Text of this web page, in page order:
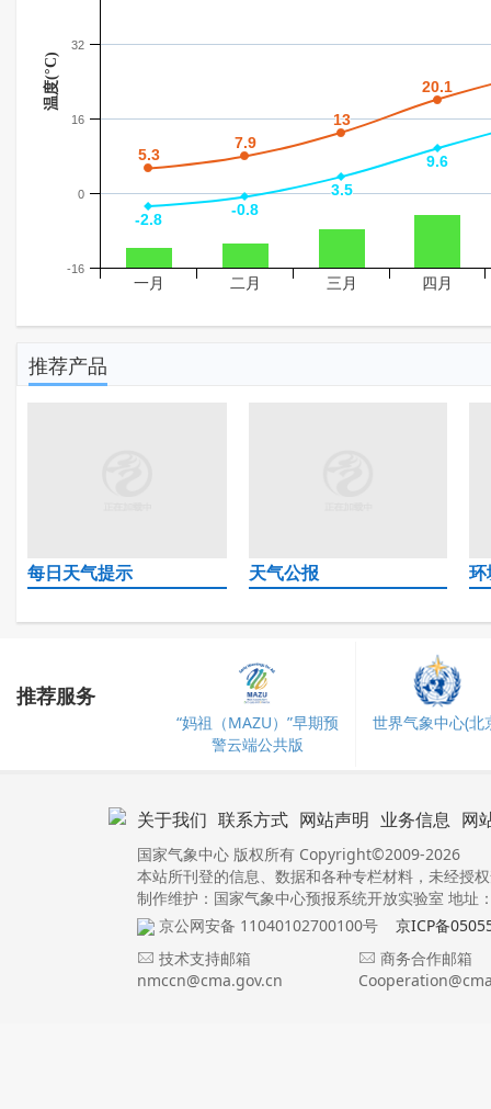
温度(°C)
5.3
5.3
7.9
7.9
13
13
20.1
20.1
-2.8
-2.8
-0.8
-0.8
3.5
3.5
9.6
9.6
一月 二月 三月 四月
-16
0
16
32
推荐产品
每日天气提示 天气公报
推荐服务
“妈祖（MAZU）”早期预
警云端公共版
世界气象中心(北
关于我们 联系方式 网站声明 业务信息 网
国家气象中心 版权所有 Copyright©2009-2026
本站所刊登的信息、数据和各种专栏材料，未经授
制作维护：国家气象中心预报系统开放实验室 地址
京公网安备 11040102700100号
京ICP备
技术支持邮箱
nmccn@cma.gov.cn
商务合作邮箱